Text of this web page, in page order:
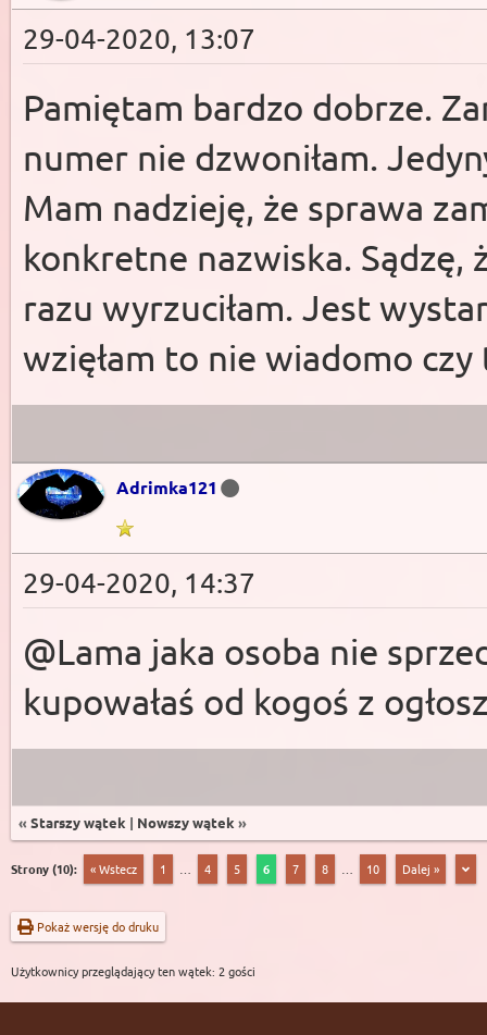
29-04-2020, 13:07
Pamiętam bardzo dobrze.
numer nie dzwoniłam.
Mam nadzieję, że sprawa
konkretne nazwiska. Sądzę,
razu wyrzuciłam. Jest
wzięłam to nie wiadomo
Adrimka121
29-04-2020, 14:37
@Lama jaka osoba nie
kupowałaś od kogoś z
« Starszy wątek | Nowszy wątek »
Strony (10): « Wstecz 1 4 5 6 7 8 10 Dalej »
Pokaż wersję do druku
Użytkownicy przeglądający ten wątek: 2 gości